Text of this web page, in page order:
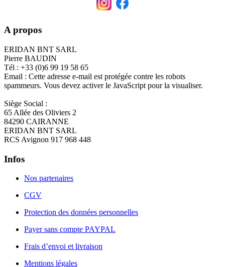
A propos
ERIDAN BNT SARL
Pierre BAUDIN
Tél : +33 (0)6 99 19 58 65
Email : Cette adresse e-mail est protégée contre les robots
spammeurs. Vous devez activer le JavaScript pour la visualiser.
Siège Social :
65 Allée des Oliviers 2
84290 CAIRANNE
ERIDAN BNT SARL
RCS Avignon 917 968 448
Infos
Nos partenaires
CGV
Protection des données personnelles
Payer sans compte PAYPAL
Frais d’envoi et livraison
Mentions légales